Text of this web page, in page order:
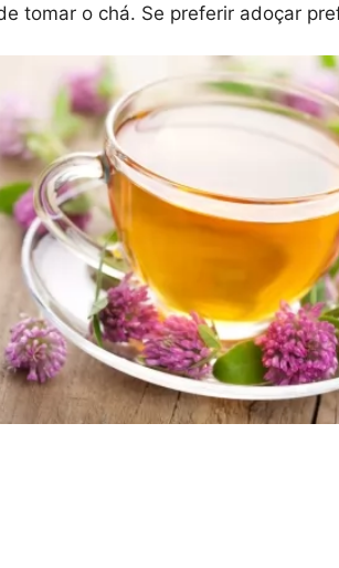
tomar o chá. Se preferir adoçar